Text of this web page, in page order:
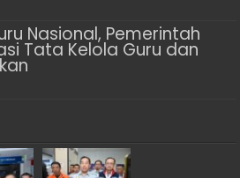
Nasional, Pemerintah
Tata Kelola Guru dan